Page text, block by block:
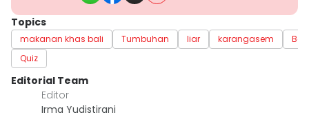
Topics
makanan khas bali Tumbuhan liar karangasem
Bali
Quiz
Editorial Team
Editor
Irma Yudistirani